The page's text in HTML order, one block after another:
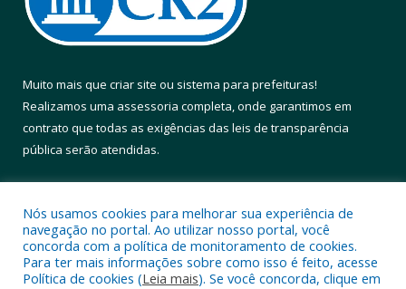
Muito mais que criar site ou sistema para prefeituras!
Realizamos uma assessoria completa, onde garantimos em
contrato que todas as exigências das leis de transparência
pública serão atendidas.
Todos os direitos reservados a Prefeitura Municipal de Altamira.
Nós usamos cookies para melhorar sua experiência de
navegação no portal. Ao utilizar nosso portal, você
concorda com a política de monitoramento de cookies.
Para ter mais informações sobre como isso é feito, acesse
Política de cookies (Leia mais). Se você concorda, clique em